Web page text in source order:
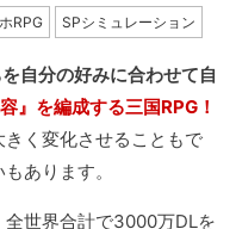
RPG SPシミュレーション
自分の好みに合わせて自
』を編成する三国RPG！
く変化させることもで
あります。
世界合計で3000万DLを